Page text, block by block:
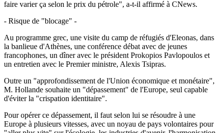
faire varier ça selon le prix du pétrole", a-t-il affirmé à CNews.
- Risque de "blocage" -
Au programme grec, une visite du camp de réfugiés d'Eleonas, dans
la banlieue d'Athènes, une conférence débat avec de jeunes
francophones, un dîner avec le président Prokopios Pavlopoulos et
un entretien avec le Premier ministre, Alexis Tsipras.
Outre un "approfondissement de l'Union économique et monétaire",
M. Hollande souhaite un "dépassement" de l'Europe, seul capable
d'éviter la "crispation identitaire".
Pour opérer ce dépassement, il faut selon lui se résoudre à une
Europe à plusieurs vitesses, avec un noyau de pays volontaires pour